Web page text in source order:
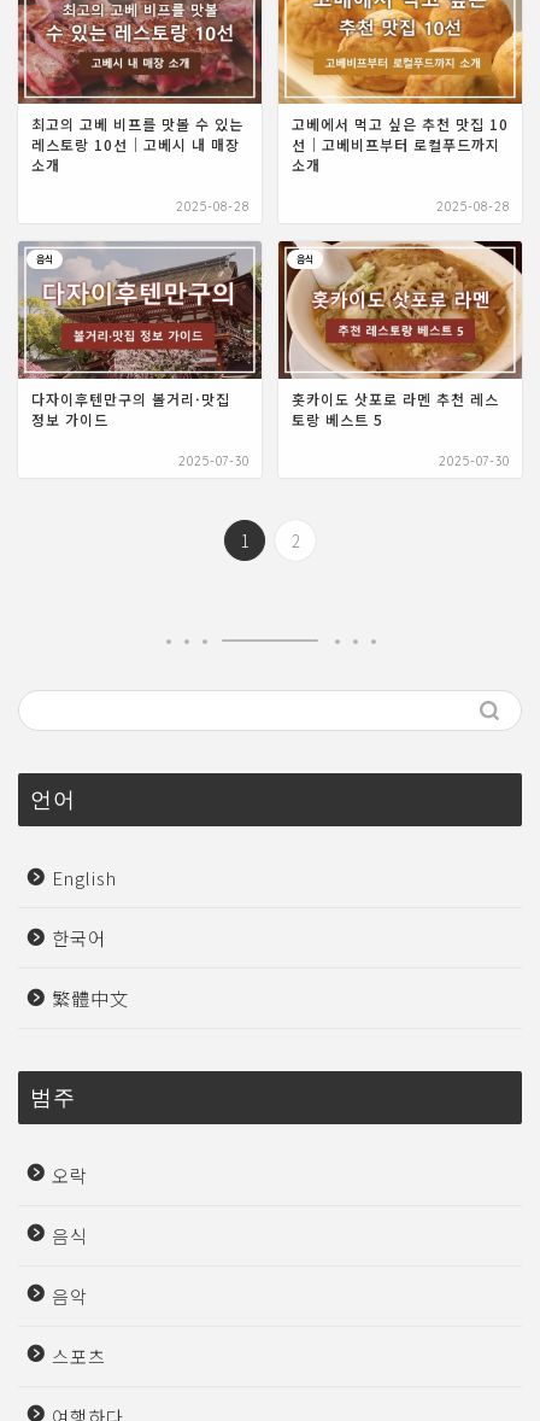
최고의 고베 비프를 맛볼 수 있는
레스토랑 10선｜고베시 내 매장
소개
2025-08-28
고베에서 먹고 싶은 추천 맛집 10
선｜고베비프부터 로컬푸드까지
소개
2025-08-28
음식
다자이후텐만구의 볼거리·맛집
정보 가이드
2025-07-30
음식
홋카이도 삿포로 라멘 추천 레스
토랑 베스트 5
2025-07-30
1 2
언어
English
한국어
繁體中文
범주
오락
음식
음악
스포츠